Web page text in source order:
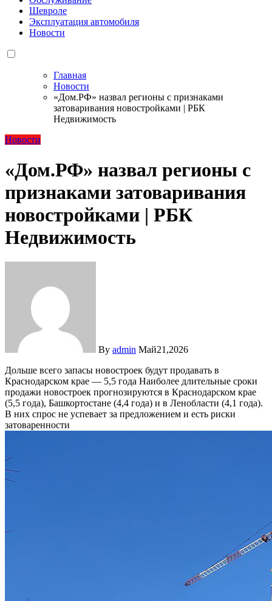
Шевроле
Эксплуатация автомобиля
Новости
Главная
Новости
«Дом.РФ» назвал регионы с признаками
затоваривания новостройками | РБК
Недвижимость
Новости
«Дом.РФ» назвал регионы с
признаками затоваривания
новостройками | РБК
Недвижимость
By admin Май21,2026
Дольше всего запасы новостроек будут продавать в
Краснодарском крае — 5,5 года Наиболее длительные сроки
продажи новостроек прогнозируются в Краснодарском крае
(5,5 года), Башкортостане (4,4 года) и в Ленобласти (4,1 года).
В них спрос не успевает за предложением и есть риски
затоваренности